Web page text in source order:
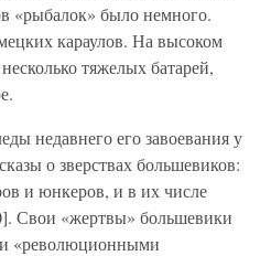
«рыбалок» было немного.
караулов. На высоком
тяжелых батарей,
недавнего его завоевания у
о зверствах большевиков:
и юнкеров, и в их числе
Свои «жертвы» большевики
«революционными